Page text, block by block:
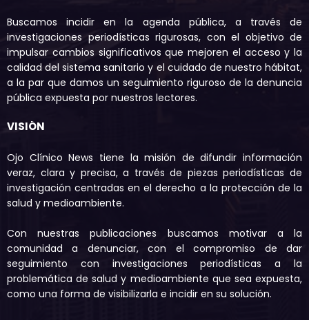
Buscamos incidir en la agenda pública, a través de
investigaciones periodísticas rigurosas, con el objetivo de
impulsar cambios significativos que mejoren el acceso y la
calidad del sistema sanitario y el cuidado de nuestro hábitat,
a la par que damos un seguimiento riguroso de la denuncia
pública expuesta por nuestros lectores.
VISIÓN
Ojo Clínico News tiene la misión de difundir información
veraz, clara y precisa, a través de piezas periodísticas de
investigación centradas en el derecho a la protección de la
salud y medioambiente.
Con nuestras publicaciones buscamos motivar a la
comunidad a denunciar, con el compromiso de dar
seguimiento con investigaciones periodísticas a la
problemática de salud y medioambiente que sea expuesta,
como una forma de visibilizarla e incidir en su solución.